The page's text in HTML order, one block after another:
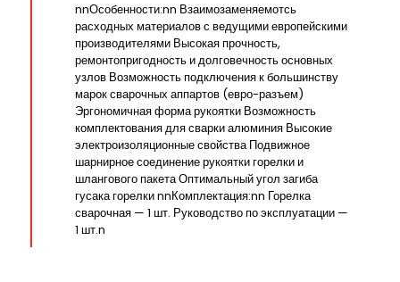
nnОсобенности:nn Взаимозаменяемотсь
расходных материалов с ведущими европейскими
производителями Высокая прочность,
ремонтопригодность и долговечность основных
узлов Возможность подключения к большинству
марок сварочных аппартов (евро-разъем)
Эргономичная форма рукоятки Возможность
комплектования для сварки алюминия Высокие
электроизоляционные свойства Подвижное
шарнирное соединение рукоятки горелки и
шлангового пакета Оптимальный угол загиба
гусака горелки nnКомплектация:nn Горелка
сварочная — 1 шт. Руководство по эксплуатации —
1 шт.n